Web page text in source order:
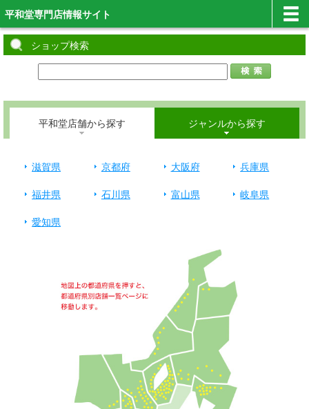
平和堂専門店情報サイト
ショップ検索
平和堂店舗から探す ジャンルから探す
滋賀県 京都府 大阪府
兵庫県
福井県
石川県 富山県
岐阜県
愛知県